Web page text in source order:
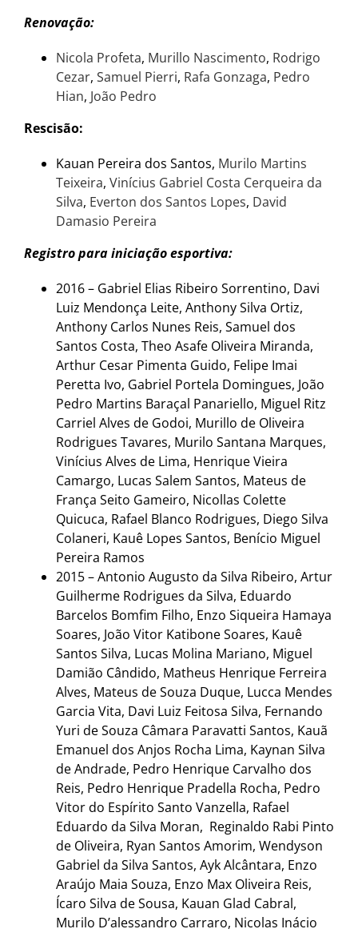
Renovação:
Nicola Profeta, Murillo Nascimento, Rodrigo
Cezar, Samuel Pierri, Rafa Gonzaga, Pedro
Hian, João Pedro
Rescisão:
Kauan Pereira dos Santos, Murilo Martins
Teixeira, Vinícius Gabriel Costa Cerqueira da
Silva, Everton dos Santos Lopes, David
Damasio Pereira
Registro para iniciação esportiva:
2016 – Gabriel Elias Ribeiro Sorrentino, Davi
Luiz Mendonça Leite, Anthony Silva Ortiz,
Anthony Carlos Nunes Reis, Samuel dos
Santos Costa, Theo Asafe Oliveira Miranda,
Arthur Cesar Pimenta Guido, Felipe Imai
Peretta Ivo, Gabriel Portela Domingues, João
Pedro Martins Baraçal Panariello, Miguel Ritz
Carriel Alves de Godoi, Murillo de Oliveira
Rodrigues Tavares, Murilo Santana Marques,
Vinícius Alves de Lima, Henrique Vieira
Camargo, Lucas Salem Santos, Mateus de
França Seito Gameiro, Nicollas Colette
Quicuca, Rafael Blanco Rodrigues, Diego Silva
Colaneri, Kauê Lopes Santos, Benício Miguel
Pereira Ramos
2015 – Antonio Augusto da Silva Ribeiro, Artur
Guilherme Rodrigues da Silva, Eduardo
Barcelos Bomfim Filho, Enzo Siqueira Hamaya
Soares, João Vitor Katibone Soares, Kauê
Santos Silva, Lucas Molina Mariano, Miguel
Damião Cândido, Matheus Henrique Ferreira
Alves, Mateus de Souza Duque, Lucca Mendes
Garcia Vita, Davi Luiz Feitosa Silva, Fernando
Yuri de Souza Câmara Paravatti Santos, Kauã
Emanuel dos Anjos Rocha Lima, Kaynan Silva
de Andrade, Pedro Henrique Carvalho dos
Reis, Pedro Henrique Pradella Rocha, Pedro
Vitor do Espírito Santo Vanzella, Rafael
Eduardo da Silva Moran, Reginaldo Rabi Pinto
de Oliveira, Ryan Santos Amorim, Wendyson
Gabriel da Silva Santos, Ayk Alcântara, Enzo
Araújo Maia Souza, Enzo Max Oliveira Reis,
Ícaro Silva de Sousa, Kauan Glad Cabral,
Murilo D’alessandro Carraro, Nicolas Inácio